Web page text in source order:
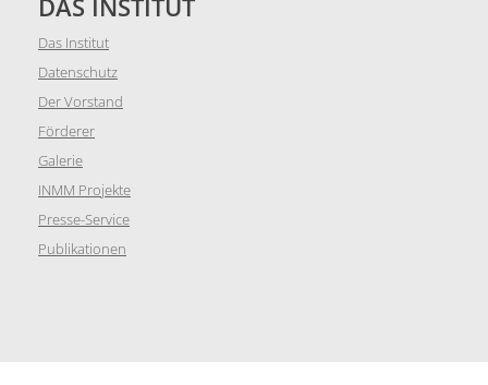
DAS INSTITUT
Das Institut
Datenschutz
Der Vorstand
Förderer
Galerie
INMM Projekte
Presse-Service
Publikationen